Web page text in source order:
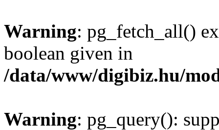
Warning: pg_fetch_all()
boolean given in
/data/www/digibiz.hu/
Warning: pg_query():